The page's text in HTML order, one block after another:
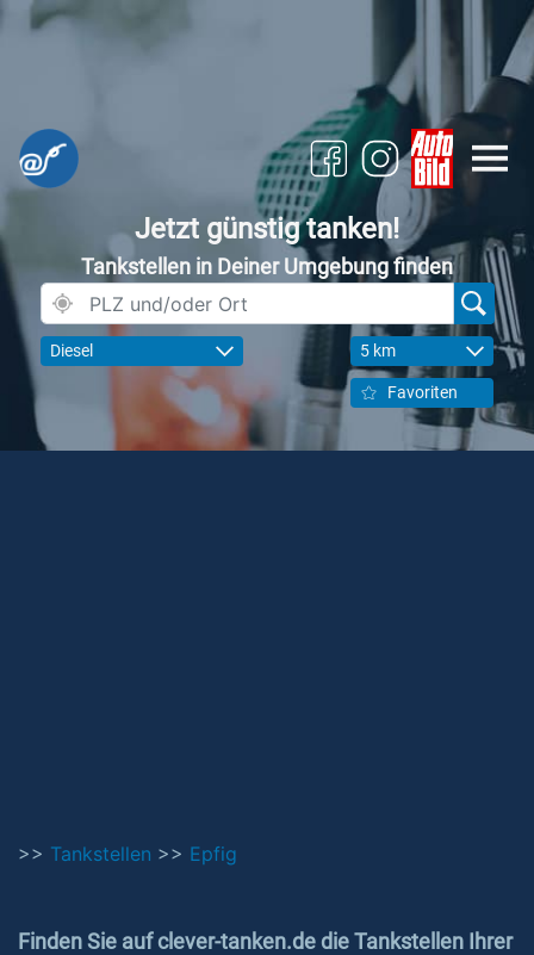
Jetzt günstig tanken!
Tankstellen in Deiner Umgebung finden
Diesel 5 km
Favoriten
>> Tankstellen >> Epfig
Finden Sie auf clever-tanken.de die Tankstellen Ihrer